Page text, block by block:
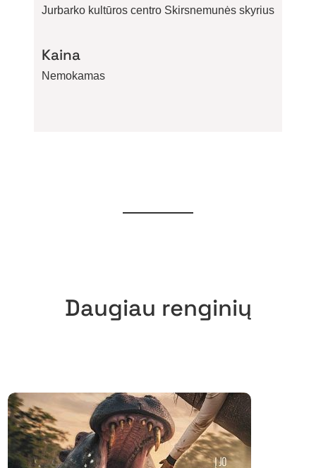
Jurbarko kultūros centro Skirsnemunės skyrius
Kaina
Nemokamas
Daugiau renginių